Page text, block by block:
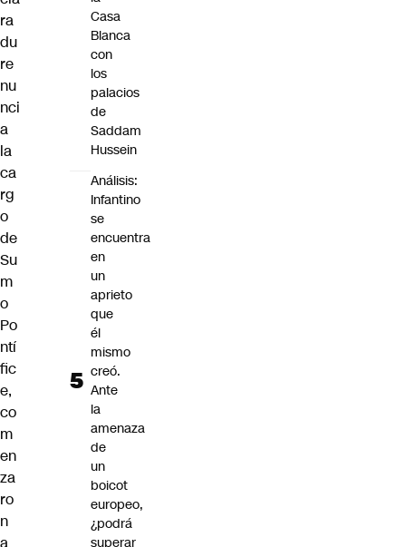
ra
du
re
nu
nci
a
la
ca
rg
o
de
Su
m
o
Po
ntí
fic
e,
co
m
en
za
ro
n
a
Casa
Blanca
con
los
palacios
de
Saddam
Hussein
Análisis:
Infantino
se
encuentra
en
un
aprieto
que
él
mismo
creó.
Ante
la
amenaza
de
un
boicot
europeo,
¿podrá
superar